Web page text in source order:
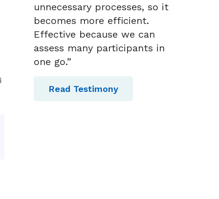
unnecessary processes, so it
becomes more efficient.
Effective because we can
assess many participants in
one go.”
Read Testimony